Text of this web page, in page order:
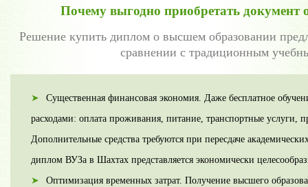
Почему выгодно приобретать документ
Решение купить диплом о высшем образовании
сравнении с традиционным
Существенная финансовая экономия. Даже бесплатное
расходами: оплата проживания, питание, транспортные услуги,
Дополнительные средства требуются при пересдаче
диплом ВУЗа в Шахтах представляется экономически
Оптимизация временных затрат. Получение высшего